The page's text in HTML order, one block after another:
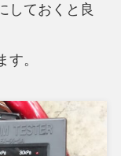
しておくと良
。